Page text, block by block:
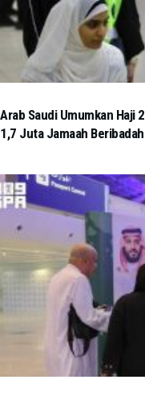
Arab Saudi Umumkan Haji
1,7 Juta Jamaah